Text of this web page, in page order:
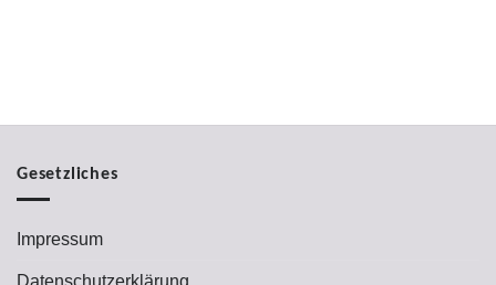
Gesetzliches
Impressum
Datenschutzerklärung